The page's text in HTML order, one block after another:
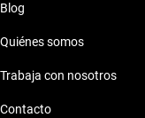
Blog
Quiénes somos
Trabaja con nosotros
Contacto